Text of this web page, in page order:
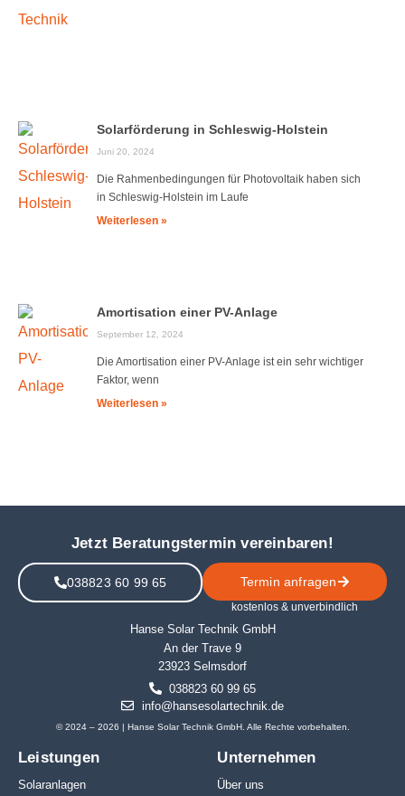
Solarförderung in Schleswig-Holstein
Juni 20, 2024
Die Rahmenbedingungen für Photovoltaik haben sich
in Schleswig-Holstein im Laufe
Weiterlesen »
Amortisation einer PV-Anlage
September 12, 2024
Die Amortisation einer PV-Anlage ist ein sehr wichtiger
Faktor, wenn
Weiterlesen »
Leistungen
Solaranlagen
Unternehmen
Über uns
Jetzt Beratungstermin vereinbaren!
Termin anfragen
kostenlos & unverbindlich
038823 60 99 65
Hanse Solar Technik GmbH
An der Trave 9
23923 Selmsdorf
038823 60 99 65
info@hansesolartechnik.de
© 2024 – 2026 | Hanse Solar Technik GmbH. Alle Rechte vorbehalten.